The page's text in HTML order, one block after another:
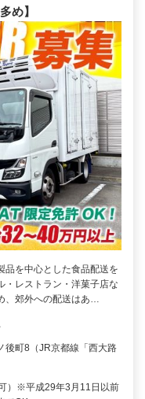
め】
品を中心とした食品配送を
・レストラン・洋菓子店な
、郊外への配送はあ…
後町8（JR京都線「西大路
）※平成29年3月11日以前